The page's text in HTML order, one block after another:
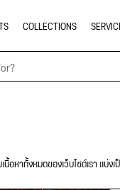
COLLECTIONS
นื้อหาทั้งหมดของเว็บไซต์เรา แบ่